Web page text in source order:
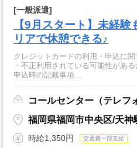
[一般派遣]
【9月スタート】未経
リアで休憩できる♪
クレジットカードの利用・申込に関する確認
・不正利用されている可能性があ
申込時の記載事項...
コールセンター（テレフ
福岡県福岡市中央区/天神
時給1,350円 交通費一部支給